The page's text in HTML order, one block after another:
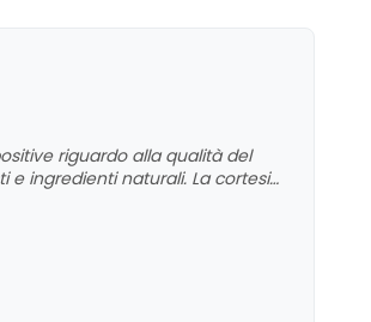
riguardo alla qualità del
e ingredienti naturali. La cortesia
punti di forza. La location,
l'ambiente esterno.